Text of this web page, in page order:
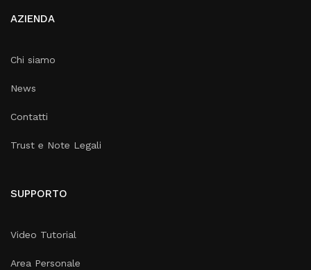
AZIENDA
Chi siamo
News
Contatti
Trust e Note Legali
SUPPORTO
Video Tutorial
Area Personale